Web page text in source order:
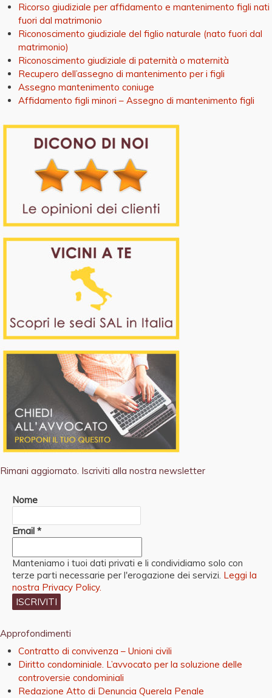
Ricorso giudiziale per affidamento e mantenimento figli nati
fuori dal matrimonio
Riconoscimento giudiziale del figlio naturale (nato fuori dal
matrimonio)
Riconoscimento giudiziale di paternità o maternità
Recupero dell’assegno di mantenimento per i figli
Assegno mantenimento coniuge
Affidamento figli minori – Assegno di mantenimento figli
Rimani aggiornato. Iscriviti alla nostra newsletter
Nome
Email *
Manteniamo i tuoi dati privati e li condividiamo solo con
terze parti necessarie per l'erogazione dei servizi. Leggi la
nostra Privacy Policy.
Approfondimenti
Contratto di convivenza – Unioni civili
Diritto condominiale. L’avvocato per la soluzione delle
controversie condominiali
Redazione Atto di Denuncia Querela Penale